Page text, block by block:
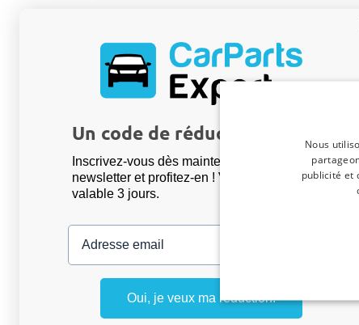
Fußmatten passend für Volkswagen
heute Kombi Cool Liner anti-rutsch PE/
Für die vorderen Matten müssen die Befes…
Für die vorderen Matten müssen die
zugeschnitten werden. Die "zumge" die
ist etwas lapprig und könnte ein Risiko
Fußmatten passend für Opel Mokka B
Nous
publicité et
Un code de réduction de 5 % ?
Inscrivez-vous dès maintenant à notre
newsletter et profitez-en ! Votre code promo est
valable 3 jours.
Adresse email
Oui, je veux ma réduction.